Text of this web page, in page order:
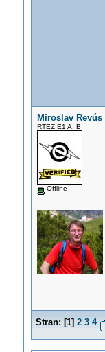
Miroslav Revús
RTEZ E1 A, B
Offline
Stran: [1] 2 3 4